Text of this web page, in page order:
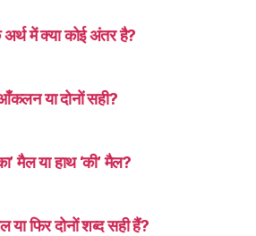
में क्या कोई अंतर है?
या दोनों सही?
मैल या हाथ ‘की’ मैल?
फिर दोनों शब्द सही हैं?